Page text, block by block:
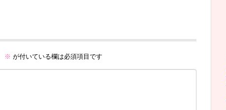
※ が付いている欄は必須項目です